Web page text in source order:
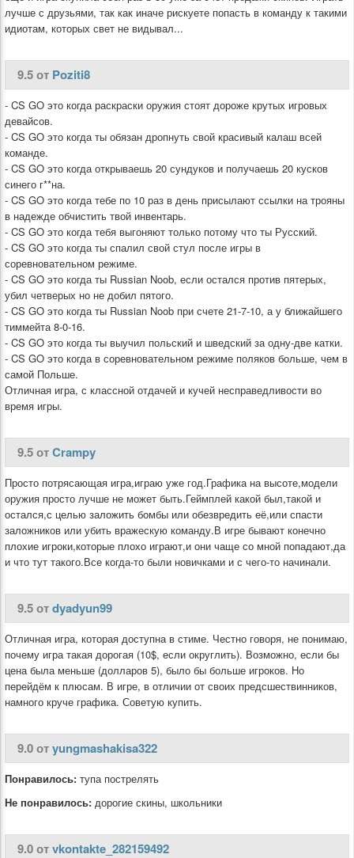
лучше с друзьями, так как иначе рискуете попасть в команду к такими
идиотам, которых свет не видывал...
9.5 от Poziti8
- CS GO это когда раскраски оружия стоят дороже крутых игровых
девайсов.
- CS GO это когда ты обязан дропнуть свой красивый калаш всей
команде.
- CS GO это когда открываешь 20 сундуков и получаешь 20 кусков
синего г**на.
- CS GO это когда тебе по 10 раз в день присылают ссылки на трояны
в надежде обчистить твой инвентарь.
- CS GO это когда тебя выгоняют только потому что ты Русский.
- CS GO это когда ты спалил свой стул после игры в
соревновательном режиме.
- CS GO это когда ты Russian Noob, если остался против пятерых,
убил четверых но не добил пятого.
- CS GO это когда ты Russian Noob при счете 21-7-10, а у ближайшего
тиммейта 8-0-16.
- CS GO это когда ты выучил польский и шведский за одну-две катки.
- CS GO это когда в соревновательном режиме поляков больше, чем в
самой Польше.
Отличная игра, с классной отдачей и кучей несправедливости во
время игры.
9.5 отCrampy
Просто потрясающая игра,играю уже год.Графика на высоте,модели
оружия просто лучше не может быть.Геймплей какой был,такой и
остался,с целью заложить бомбы или обезвредить её,или спасти
заложников или убить вражескую команду.В игре бывают конечно
плохие игроки,которые плохо играют,и они чаще со мной попадают,да
и что тут такого.Все когда-то были новичками и с чего-то начинали.
9.5 отdyadyun99
Отличная игра, которая доступна в стиме. Честно говоря, не понимаю,
почему игра такая дорогая (10$, если округлить). Возможно, если бы
цена была меньше (долларов 5), было бы больше игроков. Но
перейдём к плюсам. В игре, в отличии от своих предсшествинников,
намного круче графика. Советую купить.
9.0 отyungmashakisa322
Понравилось: тупа пострелять
Не понравилось: дорогие скины, школьники
9.0 отvkontakte_282159492